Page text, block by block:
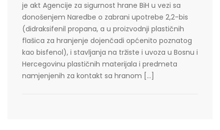
je akt Agencije za sigurnost hrane BiH u vezi sa
donošenjem Naredbe o zabrani upotrebe 2,2-bis
(didraksifenil propana, a u proizvodnji plastičnih
flašica za hranjenje dojenčadi općenito poznatog
kao bisfenol), i stavljanja na tržiste i uvoza u Bosnu i
Hercegovinu plastičnih materijala i predmeta
namjenjenih za kontakt sa hranom […]